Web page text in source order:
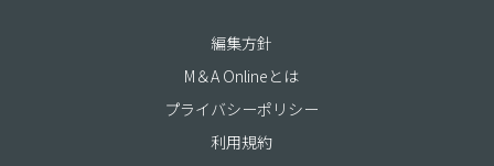
編集方針
M＆A Onlineとは
プライバシーポリシー
利用規約